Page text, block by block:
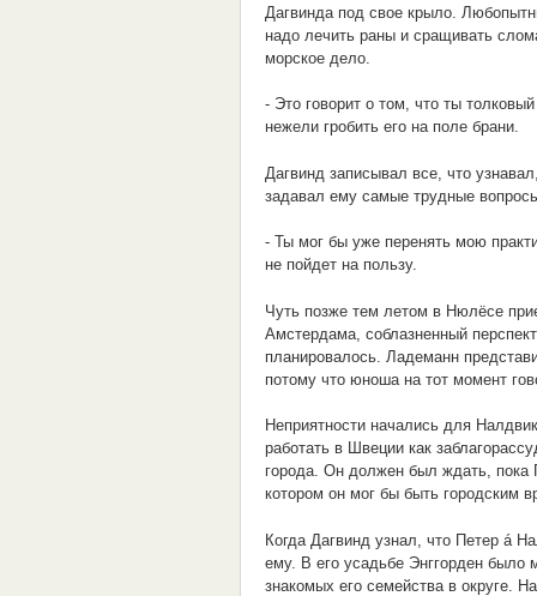
Дагвинда под свое крыло.
надо лечить раны и сращивать
морское дело.
- Это говорит о том, что ты
нежели гробить его на поле брани.
Дагвинд записывал все, что
задавал ему самые трудные
- Ты мог бы уже перенять мою
не пойдет на пользу.
Чуть позже тем летом в Нюлёсе
Амстердама, соблазненный
планировалось. Ладеманн
потому что юноша на тот момент
Неприятности начались для
работать в Швеции как
города. Он должен был ждать, пока
котором он мог бы быть городским
Когда Дагвинд узнал, что Петер á
ему. В его усадьбе Энггорден было
знакомых его семейства в округе.